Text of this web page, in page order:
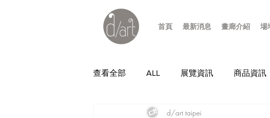
首頁 最新消息 畫廊介紹 場
查看全部 ALL 展覽資訊 商品資訊
d/art taipei